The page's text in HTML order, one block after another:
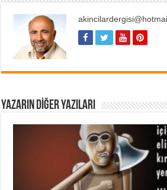
YAZARIN DIĞER YAZILARI